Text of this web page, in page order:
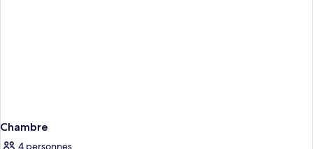
Chambre
4 personnes